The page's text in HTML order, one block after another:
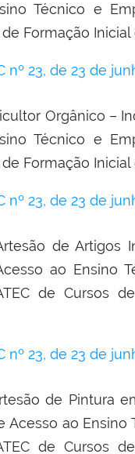
Técnico e
Formação
23, de 23 de
Orgânico –
Técnico e
Formação
23, de 23 de
de Artigos
ao Ensino
de Cursos
23, de 23 de
de Pintura
ao Ensino
de Cursos